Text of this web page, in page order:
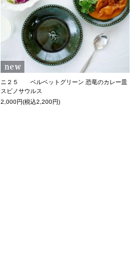
ニ２５ ベルベットグリーン 恐竜のカレー皿
スピノサウルス
2,000円(税込2,200円)